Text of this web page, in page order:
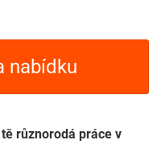
nabídku
různorodá práce v